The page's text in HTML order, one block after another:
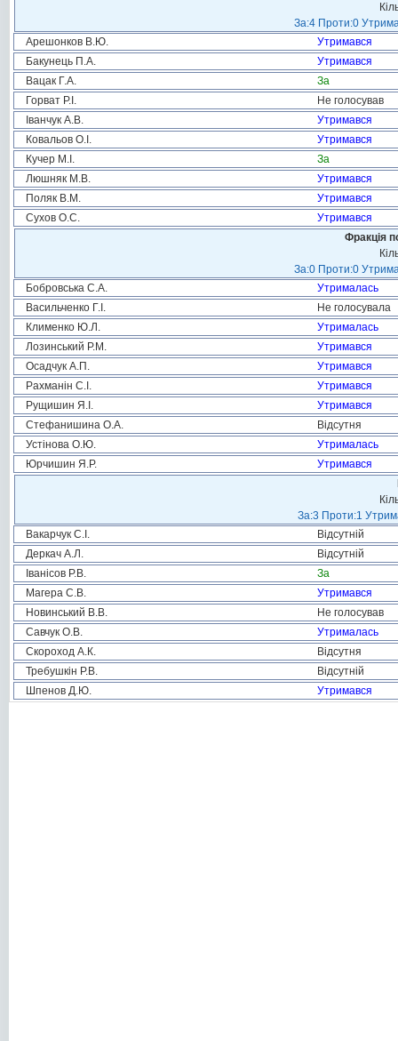
За:4 Проти:0
Арешонков В.Ю.
Утримався
Бакунець П.А.
Утримався
Вацак Г.А.
За
Горват Р.І.
Не голосував
Іванчук А.В.
Утримався
Ковальов О.І.
Утримався
Кучер М.І.
За
Люшняк М.В.
Утримався
Поляк В.М.
Утримався
Сухов О.С.
Утримався
Фракція
За:0 Проти:0
Бобровська С.А.
Утрималась
Васильченко Г.І.
Не голосувала
Клименко Ю.Л.
Утрималась
Лозинський Р.М.
Утримався
Осадчук А.П.
Утримався
Рахманін С.І.
Утримався
Рущишин Я.І.
Утримався
Стефанишина О.А.
Відсутня
Устінова О.Ю.
Утрималась
Юрчишин Я.Р.
Утримався
За:3 Проти:1
Вакарчук С.І.
Відсутній
Деркач А.Л.
Відсутній
Іванісов Р.В.
За
Магера С.В.
Утримався
Новинський В.В.
Не голосував
Савчук О.В.
Утрималась
Скороход А.К.
Відсутня
Требушкін Р.В.
Відсутній
Шпенов Д.Ю.
Утримався